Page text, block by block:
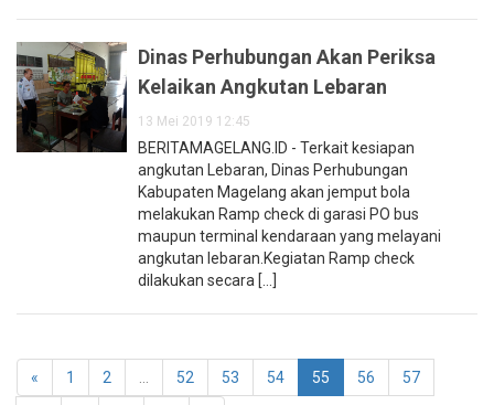
Dinas Perhubungan Akan Periksa
Kelaikan Angkutan Lebaran
13 Mei 2019 12:45
BERITAMAGELANG.ID - Terkait kesiapan
angkutan Lebaran, Dinas Perhubungan
Kabupaten Magelang akan jemput bola
melakukan Ramp check di garasi PO bus
maupun terminal kendaraan yang melayani
angkutan lebaran.Kegiatan Ramp check
dilakukan secara [...]
« 1 2 52 53 54 55 56 57